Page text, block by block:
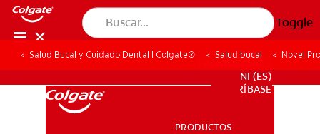
Toggle
NI (ES)
SUSCRÍBASE
PRODUCTOS
Salud Bucal y Cuidado Dental | Colgate® Salud bucal Novel